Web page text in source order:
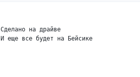
Сделано на драйве
И еще все будет на Бейсике